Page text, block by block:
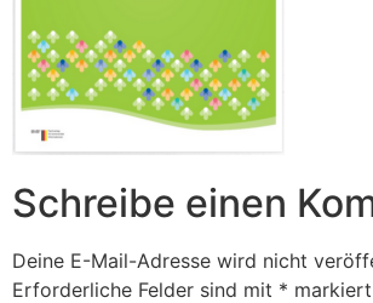
Schreibe einen
Deine E-Mail-Adresse wird nicht
Erforderliche Felder sind mit * markiert